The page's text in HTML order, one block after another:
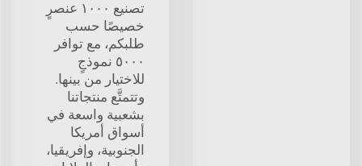
تصنيع ١٠٠٠ عنصرٍ
خصيصًا حسب
طلبكم، مع توافر
٥٠٠٠ نموذجٍ
للاختيار من بينها.
وتتمتَّع منتجاتنا
بشعبية واسعة في
أسواق أمريكا
الجنوبية، وإفريقيا،